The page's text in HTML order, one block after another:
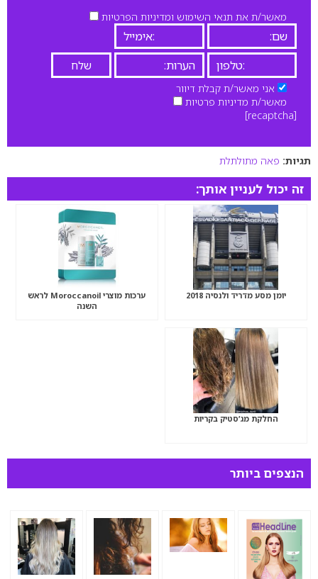
מאשר/ת את תנאי השימוש ומדיניות הפרטיות
אני מאשר/ת קבלת דיוור
מאשר/ת מדיניות פרטיות
[recaptcha]
תגיות: פאה מתולתלת
זה יכול לעניין אותך:
יומן מסע מדריד ולנסיה 2018
ערכות מוצרי Moroccanoil לראש
השנה
החלקת מג’סטיק בקריות
הנצפים ביותר